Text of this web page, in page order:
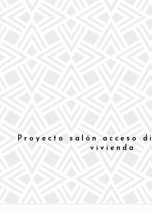
Proyecto salón acceso
vivienda